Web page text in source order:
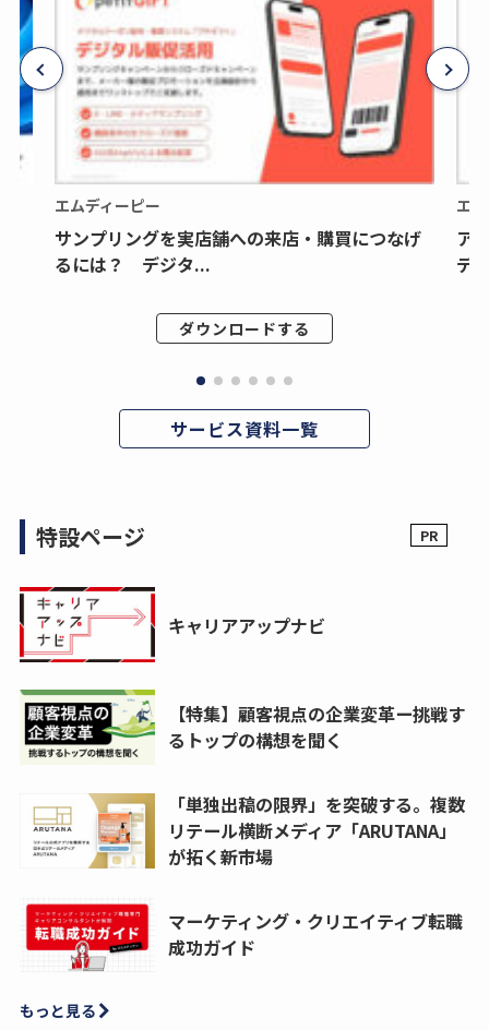
エムディーピー
サンプリングを実店舗への来店・購買につなげ
るには？ デジタ...
ダウンロードする
エ
ア
デ
サービス資料一覧
特設ページ
キャリアアップナビ
【特集】顧客視点の企業変革ー挑戦す
るトップの構想を聞く
「単独出稿の限界」を突破する。複数
リテール横断メディア「ARUTANA」
が拓く新市場
マーケティング・クリエイティブ転職
成功ガイド
もっと見る